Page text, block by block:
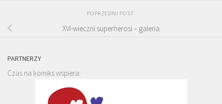
POPRZEDNI POST
XVI-wieczni superherosi – galeria
PARTNERZY
Czas na komiks wspiera: